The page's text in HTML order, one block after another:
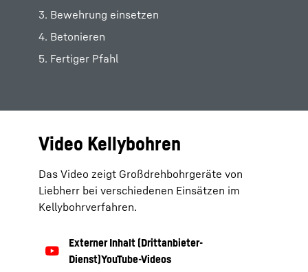
3. Bewehrung einsetzen
4. Betonieren
5. Fertiger Pfahl
Video Kellybohren
Das Video zeigt Großdrehbohrgeräte von
Liebherr bei verschiedenen Einsätzen im
Kellybohrverfahren.